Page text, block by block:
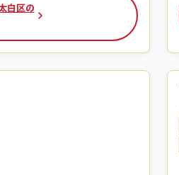
白区の